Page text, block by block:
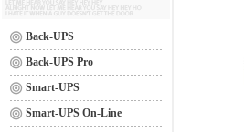
Back-UPS
Back-UPS Pro
Smart-UPS
Smart-UPS On-Line